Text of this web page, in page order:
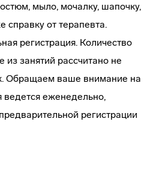
мыло, мочалку, шапочку,
справку от терапевта.
регистрация. Количество
из занятий рассчитано не
Обращаем ваше внимание на
ведется еженедельно,
регистрации